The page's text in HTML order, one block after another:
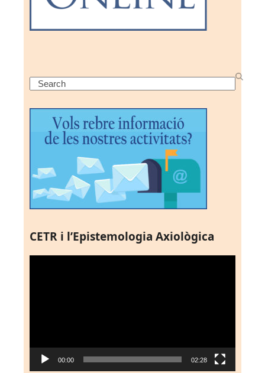
Search
CETR i l’Epistemologia Axiològica
00:00 02:28